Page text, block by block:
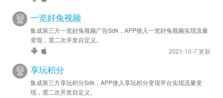
一览好兔视频
集成第三方一览好兔视频广告Sdk，APP接入一览好兔视频实现流量
变现，需二次开发自定义。
2021-10-7 更新
享玩积分
集成第三方享玩积分Sdk，APP接入享玩积分变现平台实现流量变
现，需二次开发自定义。